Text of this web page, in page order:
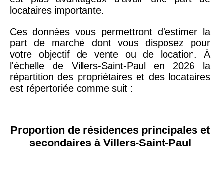
locataires importante.
Ces données vous permettront d'estimer la
part de marché dont vous disposez pour
votre objectif de vente ou de location. À
l'échelle de Villers-Saint-Paul en 2026 la
répartition des propriétaires et des locataires
est répertoriée comme suit :
Proportion de résidences principales et
secondaires à Villers-Saint-Paul